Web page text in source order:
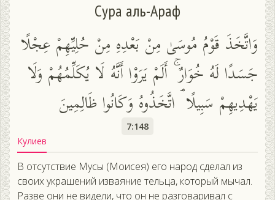
Сура аль-Араф
وَاتَّخَذَ قَوْمُ مُوسَىٰ مِنْ بَعْدِهِ مِنْ حُلِيِّهِمْ عِجْلًا
جَسَدًا لَهُ خُوَارٌ ۚ أَلَمْ يَرَوْا أَنَّهُ لَا يُكَلِّمُهُمْ وَلَا
يَهْدِيهِمْ سَبِيلًا ۘ اتَّخَذُوهُ وَكَانُوا ظَالِمِينَ
7:148
Кулиев
В отсутствие Мусы (Моисея) его народ сделал из
своих украшений изваяние тельца, который мычал.
Разве они не видели, что он не разговаривал с